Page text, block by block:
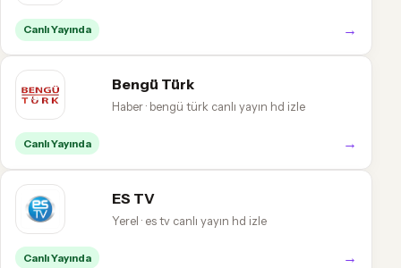
Canlı Yayında →
Bengü Türk
Haber · bengü türk canlı yayın hd izle
Canlı Yayında →
ES TV
Yerel · es tv canlı yayın hd izle
Canlı Yayında →